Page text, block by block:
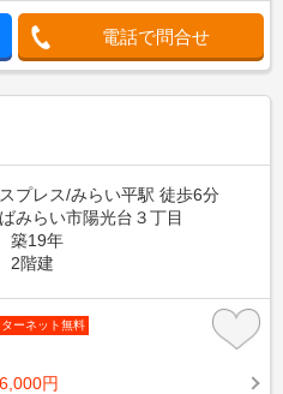
電話で問合せ
プレス/みらい平駅 徒歩6分
みらい市陽光台３丁目
築19年
2階建
ターネット無料
円